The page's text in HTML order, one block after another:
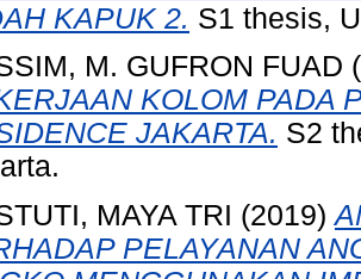
KAPUK 2. S1 thesis,
M. GUFRON FUAD
KOLOM PADA
JAKARTA. S2
MAYA TRI (2019)
PELAYANAN